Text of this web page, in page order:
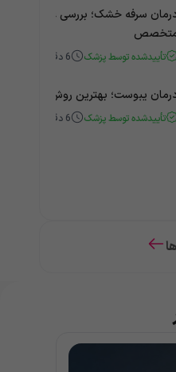
سرفه خشک؛ بررسی علت و
تأییدشده توسط پزشک 6 دقیقه
یبوست؛ بهترین روش‌های
تأییدشده توسط پزشک 6 دقیقه